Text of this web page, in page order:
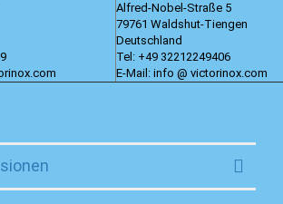
Alfred-Nobel-Straße 5
79761 Waldshut-Tiengen
Deutschland
Tel: +49 32212249406
E-Mail: info @ victorinox.com